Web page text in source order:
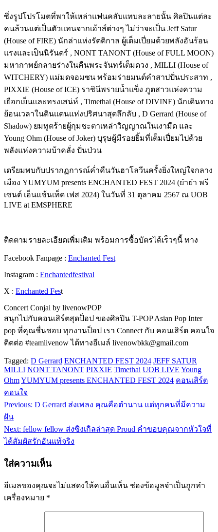
ซึ่งรูปโปรโมตที่พาให้เหล่าแฟนคลับแทบละลายนั้น ศิลปินแต่ละ
คนล้วนแต่เป็นตัวแทนจากเฮ้าส์ต่างๆ ไม่ว่าจะเป็น Jeff Satur
(House of FIRE) นักล่าเเห่งรัตติกาล ผู้เต็มเปี่ยมด้วยพลังอันร้อน
แรงและเป็นนิรันดร์ , NONT TANONT (House of FULL MOON)
มหากาพย์กลายร่างในคืนพระจันทร์เต็มดวง , MILLI (House of
WITCHERY) เเม่มดจอมซน พร้อมร่ายมนต์คําสาปปั่นประสาท ,
PIXXIE (House of ICE) ราชินีพรายนํ้าแข็ง ภูตสาวแห่งความ
เยือกเย็นและทรงเสน่ห์ , Timethai (House of DIVINE) นักเดินทาง
ย้อนเวลาในดินเเดนเเห่งปริศนาสุดลึกลับ , D Gerrard (House of
Shadow) ยมทูตร้ายผู้กุมชะตาเหล่าวิญญาณในเงามืด และ
Young Ohm (House of Joker) บุรุษผู้มีรอยยิ้มที่เต็มเปี่ยมไปด้วย
พลังแห่งความบ้าคลั่ง ปั่นป่วน
เตรียมพบกับปรากฏการณ์ค่ำคืนวันฮาโลวีนครั้งยิ่งใหญ่ใจกลาง
เมือง YUMYUM presents ENCHANTED FEST 2024 (ยำยำ พรี
เซนต์ เอ็นแช้นเท็ด เฟส 2024) ในวันที่ 31 ตุลาคม 2567 ณ UOB
LIVE at EMSPHERE
ติดตามรายละเอียดเพิ่มเติม พร้อมการซื้อบัตรได้เร็วๆนี้ ทาง
Facebook Fanpage : Enchanted Fest
Instagram : Enchantedfestival
X : Enchanted Fest
Concert Conjai by livenowPOP
สนุกไปกับคอนเสิร์ตสุดป็อป ของศิลปิน T-POP Asian Pop Inter
pop ที่คุณชื่นชอบ ทุกงานป็อป เรา Connect กับ คอนเสิร์ต คอนใจ
ติดต่อ #teamlivenow ได้ทางอีเมล์ livenowbkk@gmail.com
Tagged: D Gerrard ENCHANTED FEST 2024 JEFF SATUR
MILLI NONT TANONT PIXXIE Timethai UOB LIVE Young
OhmYUMYUM presents ENCHANTED FEST 2024 คอนเสิร์ต
คอนใจ
แนะแนว
เรื่อง
Previous: D Gerrard ส่งเพลง คุณคือตำนาน แด่ทุกคนที่มีความ
ฝัน
Next: fellow fellow ส่งซิงเกิลล่าสุด Proud คำขอบคุณจากหัวใจที่
ได้สัมผัสรักอันแท้จริง
ใส่ความเห็น
อีเมลของคุณจะไม่แสดงให้คนอื่นเห็น ช่องข้อมูลจำเป็นถูกทำ
เครื่องหมาย *